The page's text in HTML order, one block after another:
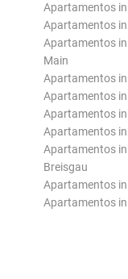
Apartamentos
Apartamentos
Apartamentos
Main
Apartamentos
Apartamentos
Apartamentos
Apartamentos in
Apartamentos
Breisgau
Apartamentos
Apartamentos